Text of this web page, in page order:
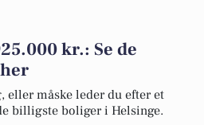
kr.: Se de
eller måske leder du efter et
billigste boliger i Helsinge.